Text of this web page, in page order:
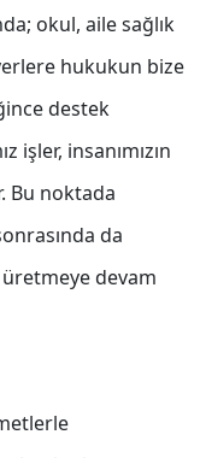
okul, aile sağlık
hukukun bize
destek
işler, insanımızın
Bu noktada
da
devam